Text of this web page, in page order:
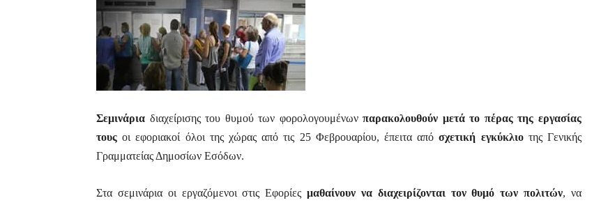
Σεμινάρια διαχείρισης του θυμού των φορολογουμένωνπαρακολουθούν μετά το πέρας της εργασίας
τους οι εφοριακοί όλοι της χώρας από τις 25 Φεβρουαρίου, έπειτα από σχετική εγκύκλιοτης Γενικής
Γραμματείας Δημοσίων Εσόδων.
Στα σεμινάρια οι εργαζόμενοι στις Εφορίεςμαθαίνουν να διαχειρίζονται τον θυμό των πολιτών, να